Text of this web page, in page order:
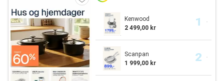
Kenwood
2 499,00 kr
Scanpan
1 999,00 kr